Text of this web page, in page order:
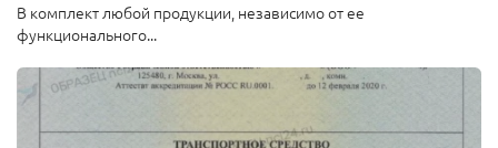
В комплект любой продукции, независимо от ее
функционального...